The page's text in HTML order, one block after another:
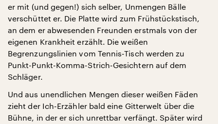
er mit (und gegen!) sich selber, Unmengen Bälle
verschüttet er. Die Platte wird zum Frühstückstisch,
an dem er abwesenden Freunden erstmals von der
eigenen Krankheit erzählt. Die weißen
Begrenzungslinien vom Tennis-Tisch werden zu
Punkt-Punkt-Komma-Strich-Gesichtern auf dem
Schläger.
Und aus unendlichen Mengen dieser weißen Fäden
zieht der Ich-Erzähler bald eine Gitterwelt über die
Bühne, in der er sich unrettbar verfängt. Später wird